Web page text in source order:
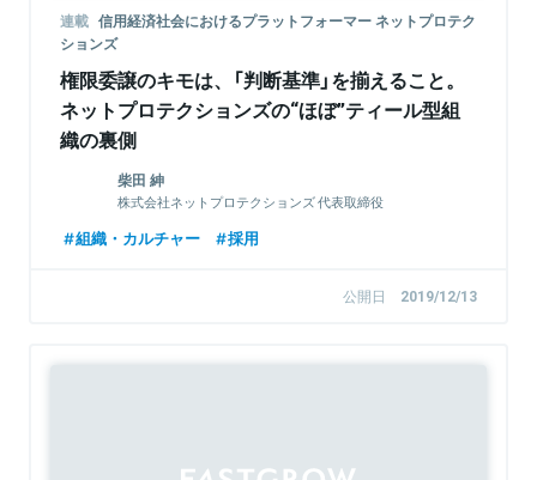
連載 信用経済社会におけるプラットフォーマー ネットプロテク
ションズ
権限委譲のキモは、「判断基準」を揃えること。
ネットプロテクションズの“ほぼ”ティール型組
織の裏側
柴田 紳
株式会社ネットプロテクションズ 代表取締役
組織・カルチャー 採用
公開日 2019/12/13